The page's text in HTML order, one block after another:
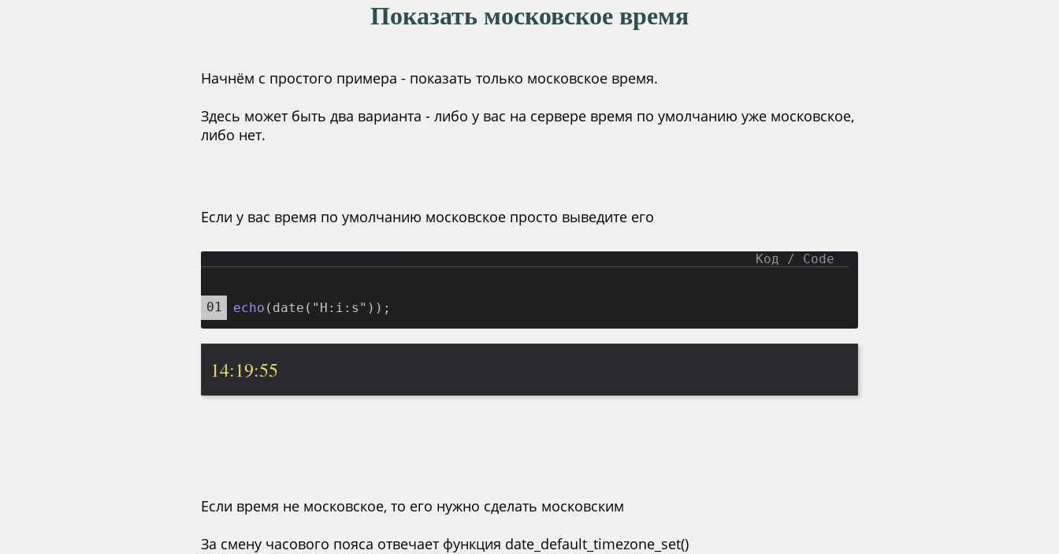
Показать московское время
Начнём с простого примера - показать только московское время.
Здесь может быть два варианта - либо у вас на сервере время по умолчанию уже московское,
либо нет.
Если у вас время по умолчанию московское просто выведите его
echo (date("H:i:s"));
14:19:55
Если время не московское, то его нужно сделать московским
За смену часового пояса отвечает функция date_default_timezone_set()